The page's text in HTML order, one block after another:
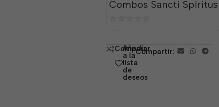
Combos Sancti Spíritus
5 Comparar
Añadir
a la
lista
de
deseos
Compartir: